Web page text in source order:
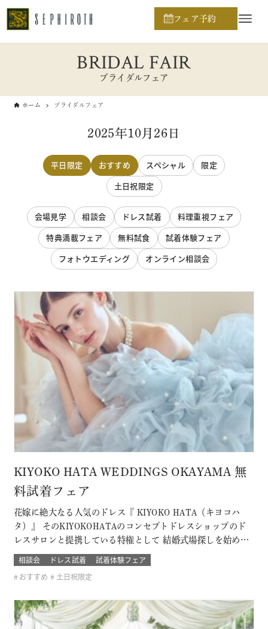
フェア予約
BRIDAL FAIR
ブライダルフェア
ホーム ブライダルフェア
2025年10月26日
平日限定 おすすめ スペシャル
限定
土日祝限定
会場見学 相談会 ドレス試着
料理重視フェア
特典満載フェア
無料試食
試着体験フェア
フォトウエディング
オンライン相談会
KIYOKO HATA WEDDINGS OKAYAMA 無
料試着フェア
花嫁に絶大なる人気のドレス『 KIYOKO HATA（キヨコハ
タ）』 そのKIYOKOHATAのコンセプトドレスショップのド
レスサロンと提携している特権として 結婚式場探しを始めた
おふたり限定の無料試着会を開催。 式場探しと一緒にドレス
も試着できて、結婚式のイメージが広がります！ 他のドレス
サロンでは取り扱いのないドレスも見れて着れるのは「ここ
相談会 ドレス試着
試着体験フェア
おすすめ
土日祝限定